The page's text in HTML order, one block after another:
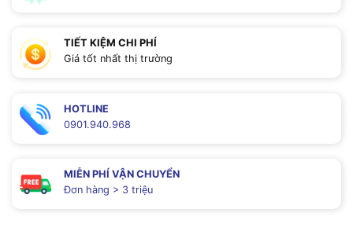
TIẾT KIỆM CHI PHÍ
Giá tốt nhất thị trường
HOTLINE
0901.940.968
MIỄN PHÍ VẬN CHUYỂN
Đơn hàng > 3 triệu